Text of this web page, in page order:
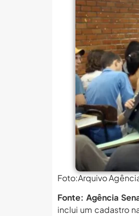
Foto:Arquivo
Fonte: Agência
inclui um cadastro